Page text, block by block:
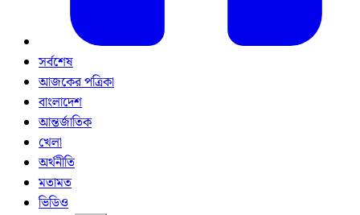
সর্বশেষ
আজকের পত্রিকা
বাংলাদেশ
আন্তর্জাতিক
খেলা
অর্থনীতি
মতামত
ভিডিও